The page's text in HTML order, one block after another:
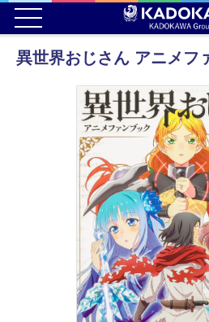
異世界おじさん アニメフ